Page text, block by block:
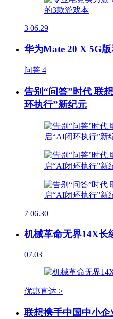
3 06.29
华为Mate 20 X 5G
问答 4
告别“问答”时代 联
环执行”新纪元
7 06.30
机械革命无界14X长
07.03
优惠直达 >
联想携手中国中小